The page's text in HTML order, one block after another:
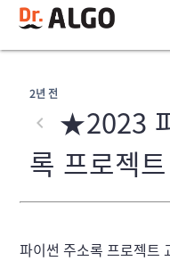
2년 전
★2023
록 프로젝
파이썬 주소록 프로젝트